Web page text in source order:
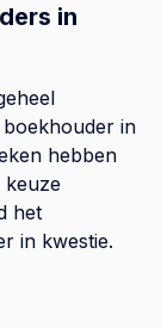
in
in
hebben
keuze
het
in kwestie.